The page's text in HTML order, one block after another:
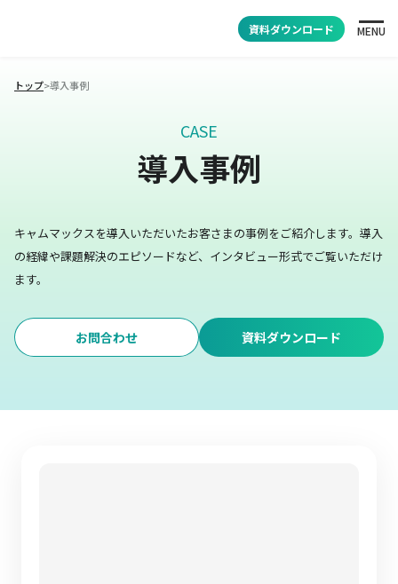
資料ダウンロード MENU
トップ>導入事例
CASE
導入事例
キャムマックスを導入いただいたお客さまの事例をご紹介します。 導入
の経緯や課題解決のエピソードなど、インタビュー形式でご覧いただけ
ます。
お問合わせ 資料ダウンロード